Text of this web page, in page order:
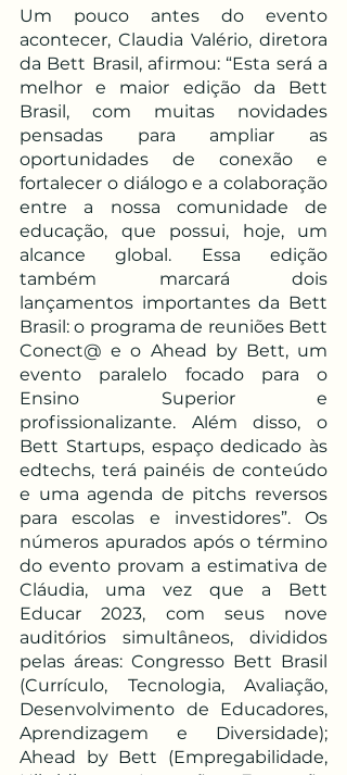
Um pouco antes do evento
acontecer, Claudia Valério, diretora
da Bett Brasil, afirmou: “Esta será a
melhor e maior edição da Bett
Brasil, com muitas novidades
pensadas para ampliar as
oportunidades de conexão e
fortalecer o diálogo e a colaboração
entre a nossa comunidade de
educação, que possui, hoje, um
alcance global. Essa edição
também marcará dois
lançamentos importantes da Bett
Brasil: o programa de reuniões Bett
Conect@ e o Ahead by Bett, um
evento paralelo focado para o
Ensino Superior e
profissionalizante. Além disso, o
Bett Startups, espaço dedicado às
edtechs, terá painéis de conteúdo
e uma agenda de pitchs reversos
para escolas e investidores”. Os
números apurados após o término
do evento provam a estimativa de
Cláudia, uma vez que a Bett
Educar 2023, com seus nove
auditórios simultâneos, divididos
pelas áreas: Congresso Bett Brasil
(Currículo, Tecnologia, Avaliação,
Desenvolvimento de Educadores,
Aprendizagem e Diversidade);
Ahead by Bett (Empregabilidade,